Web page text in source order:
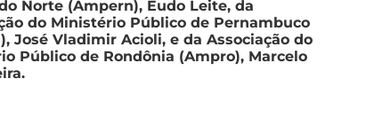
Norte (Ampern), Eudo Leite, da
do Ministério Público de Pernambuco
José Vladimir Acioli, e da Associação do
Público de Rondônia (Ampro), Marcelo